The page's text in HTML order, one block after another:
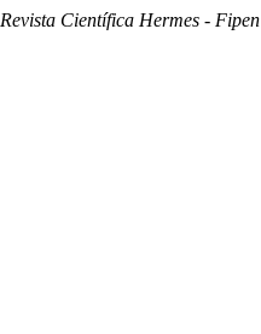
Revista Científica Hermes - Fipen